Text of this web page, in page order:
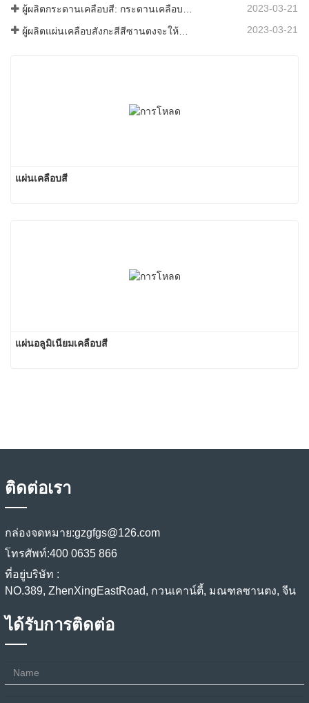
ผู้ผลิตกระดานเคลือบสี: กระดานเคลือบสีเกล็ดหิมะสำหรับเครื่องประดับรีดออกจากสายการผลิตอย่างถูกต้อง 2023-03-21
2023-03-21
แผ่นเคลือบสี
แผ่นอลูมิเนียมเคลือบสี
ติดต่อเรา
กล่องจดหมาย:gzgfgs@126.com
โทรศัพท์:400 0635 866
ที่อยู่บริษัท :
NO.389, ZhenXingEastRoad, กวนเคาน์ตี้, มณฑลซานตง, จีน
ได้รับการติดต่อ